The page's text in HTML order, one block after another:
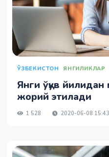
ЎЗБЕКИСТОН ЯНГИЛИКЛАР
Янги ўқув
жорий этилади
1 528 2020-06-08 15:43